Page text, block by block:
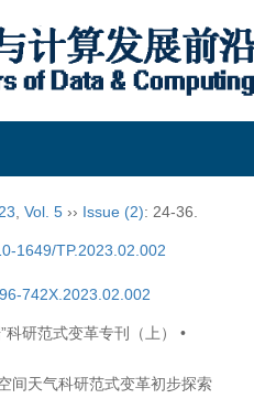
Vol. 5 ›› Issue (2): 24-36.
1649/TP.2023.02.002
742X.2023.02.002
科研范式变革专刊（上） •
间天气科研范式变革初步探索